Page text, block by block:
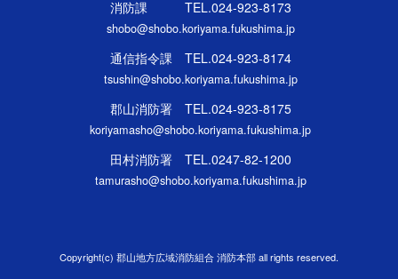
消防課 TEL.024-923-8173
shobo@shobo.koriyama.fukushima.jp
通信指令課 TEL.024-923-8174
tsushin@shobo.koriyama.fukushima.jp
郡山消防署 TEL.024-923-8175
koriyamasho@shobo.koriyama.fukushima.jp
田村消防署 TEL.0247-82-1200
tamurasho@shobo.koriyama.fukushima.jp
Copyright(c) 郡山地方広域消防組合 消防本部 all rights reserved.